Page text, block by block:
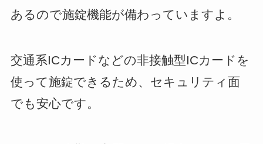
あるので施錠機能が備わっていますよ。
交通系ICカードなどの非接触型ICカードを
使って施錠できるため、セキュリティ面
でも安心です。